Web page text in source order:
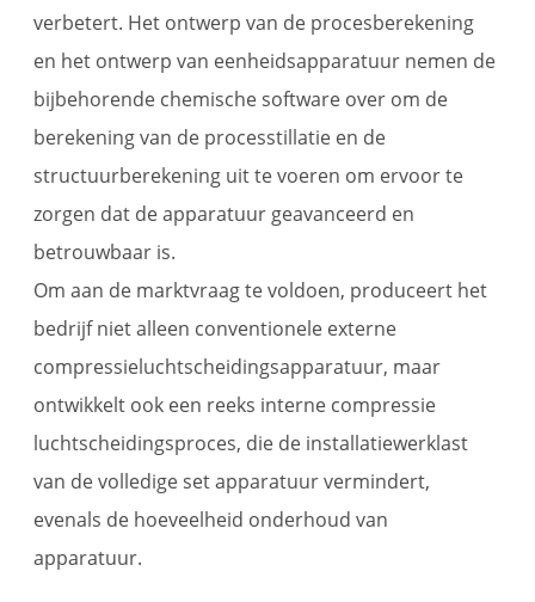
verbetert. Het ontwerp van de procesberekening
en het ontwerp van eenheidsapparatuur nemen de
bijbehorende chemische software over om de
berekening van de processtillatie en de
structuurberekening uit te voeren om ervoor te
zorgen dat de apparatuur geavanceerd en
betrouwbaar is.
Om aan de marktvraag te voldoen, produceert het
bedrijf niet alleen conventionele externe
compressieluchtscheidingsapparatuur, maar
ontwikkelt ook een reeks interne compressie
luchtscheidingsproces, die de installatiewerklast
van de volledige set apparatuur vermindert,
evenals de hoeveelheid onderhoud van
apparatuur.